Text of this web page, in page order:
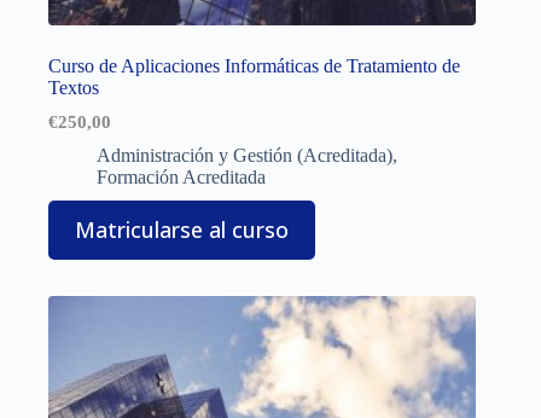
Curso de Aplicaciones Informáticas de Tratamiento de
Textos
€250,00
Administración y Gestión (Acreditada),
Formación Acreditada
Matricularse al curso